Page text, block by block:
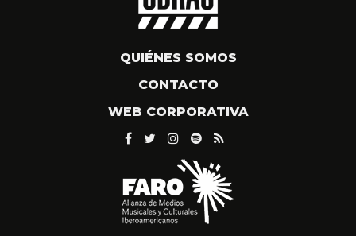
QUIÉNES SOMOS
CONTACTO
WEB CORPORATIVA